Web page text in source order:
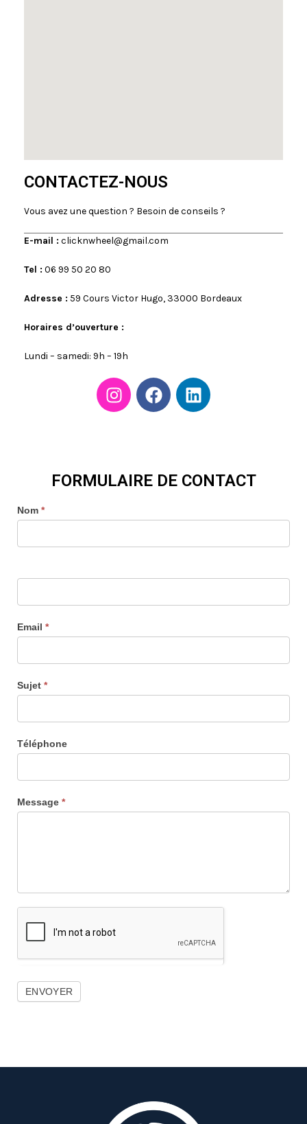
CONTACTEZ-NOUS
Vous avez une question ? Besoin de conseils ?
E-mail : clicknwheel@gmail.com
Tel : 06 99 50 20 80
Adresse : 59 Cours Victor Hugo, 33000 Bordeaux
Horaires d’ouverture :
Lundi – samedi: 9h – 19h
FORMULAIRE DE CONTACT
CONTACT
Nom *
Email *
Sujet *
Téléphone
Message *
ENVOYER